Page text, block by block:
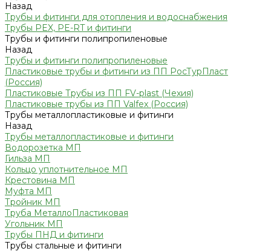
Назад
Трубы и фитинги для отопления и водоснабжения
Трубы PEX, PE-RT и фитинги
Трубы и фитинги полипропиленовые
Назад
Трубы и фитинги полипропиленовые
Пластиковые трубы и фитинги из ПП РосТурПласт
(Россия)
Пластиковые Трубы из ПП FV-plast (Чехия)
Пластиковые трубы из ПП Valfex (Россия)
Трубы металлопластиковые и фитинги
Назад
Трубы металлопластиковые и фитинги
Водорозетка МП
Гильза МП
Кольцо уплотнительное МП
Крестовина МП
Муфта МП
Тройник МП
Труба МеталлоПластиковая
Угольник МП
Трубы ПНД и фитинги
Трубы стальные и фитинги